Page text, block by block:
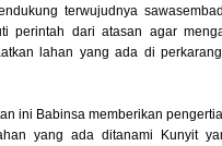
terwujudnya
perintah dari atasan agar
lahan yang ada di
ini Babinsa memberikan
yang ada ditanami Kunyit